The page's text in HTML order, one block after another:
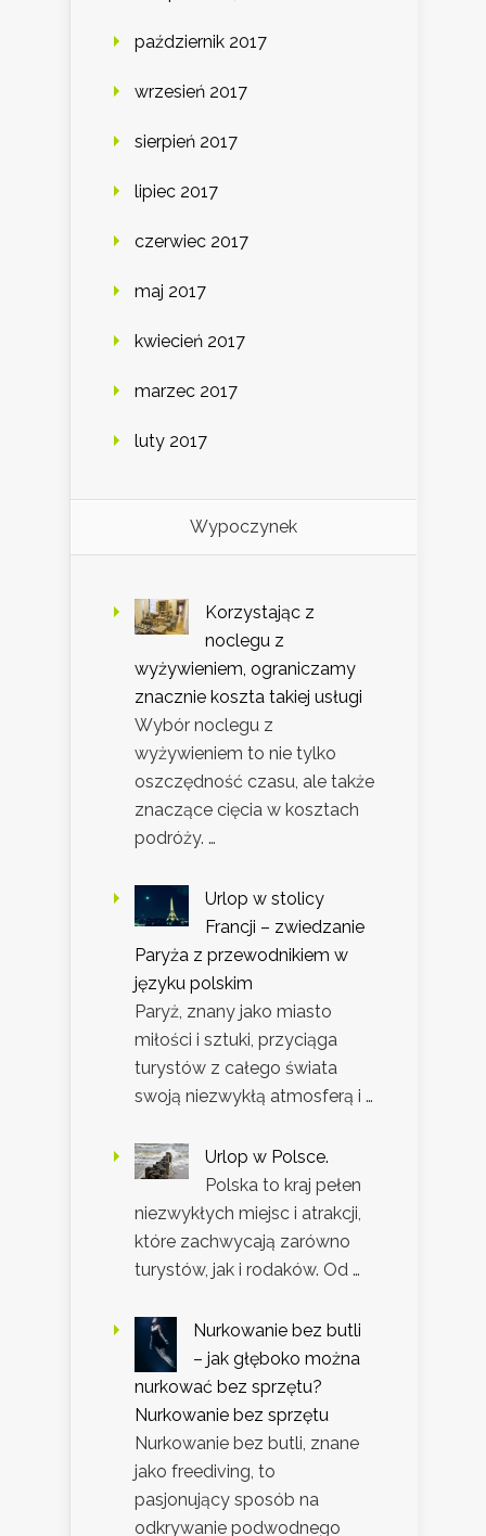
październik 2017
wrzesień 2017
sierpień 2017
lipiec 2017
czerwiec 2017
maj 2017
kwiecień 2017
marzec 2017
luty 2017
Wypoczynek
Korzystając z
noclegu z
wyżywieniem, ograniczamy
znacznie koszta takiej usługi
Wybór noclegu z
wyżywieniem to nie tylko
oszczędność czasu, ale także
znaczące cięcia w kosztach
podróży. …
Urlop w stolicy
Francji – zwiedzanie
Paryża z przewodnikiem w
języku polskim
Paryż, znany jako miasto
miłości i sztuki, przyciąga
turystów z całego świata
swoją niezwykłą atmosferą i …
Urlop w Polsce.
Polska to kraj pełen
niezwykłych miejsc i atrakcji,
które zachwycają zarówno
turystów, jak i rodaków. Od …
Nurkowanie bez butli
– jak głęboko można
nurkować bez sprzętu?
Nurkowanie bez sprzętu
Nurkowanie bez butli, znane
jako freediving, to
pasjonujący sposób na
odkrywanie podwodnego